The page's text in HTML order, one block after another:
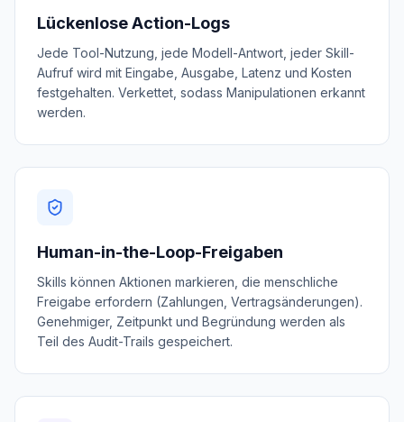
Lückenlose Action-Logs
Jede Tool-Nutzung, jede Modell-Antwort, jeder Skill-
Aufruf wird mit Eingabe, Ausgabe, Latenz und Kosten
festgehalten. Verkettet, sodass Manipulationen erkannt
werden.
Human-in-the-Loop-Freigaben
Skills können Aktionen markieren, die menschliche
Freigabe erfordern (Zahlungen, Vertragsänderungen).
Genehmiger, Zeitpunkt und Begründung werden als
Teil des Audit-Trails gespeichert.